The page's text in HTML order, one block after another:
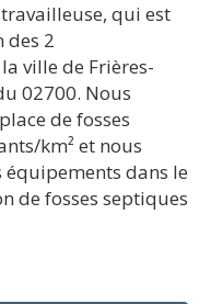
qui est
des 2
ville de Frières-
02700. Nous
de fosses
km² et nous
équipements dans le
de fosses septiques